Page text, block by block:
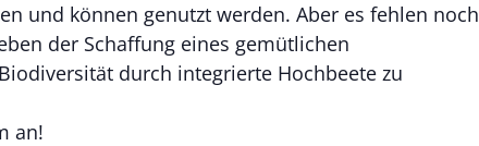
und können genutzt werden. Aber es fehlen noch
der Schaffung eines gemütlichen
durch integrierte Hochbeete zu
an!